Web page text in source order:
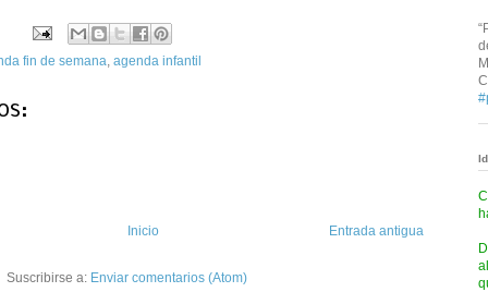
fin de semana agenda infantil
Entrada antigua
Inicio
Suscribirse a: Enviar comentarios (Atom)